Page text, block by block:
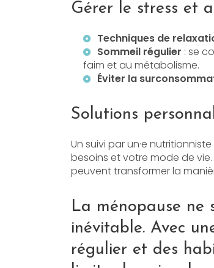
Gérer le stress et
Techniques de
Sommeil régulier : se
faim et au métabolisme.
Éviter la
Solutions
Un suivi par un·e
besoins et votre mode de
peuvent transformer la
La ménopause ne
inévitable. Avec
régulier et des